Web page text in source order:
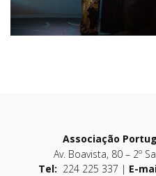
Associação
Av. Boavista, 80 – 2º
Tel: 224 225 337 | E-